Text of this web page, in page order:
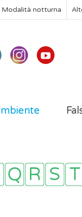
Modalità notturna